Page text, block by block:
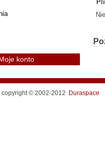
konto
copyright © 2002-2012 Duraspace